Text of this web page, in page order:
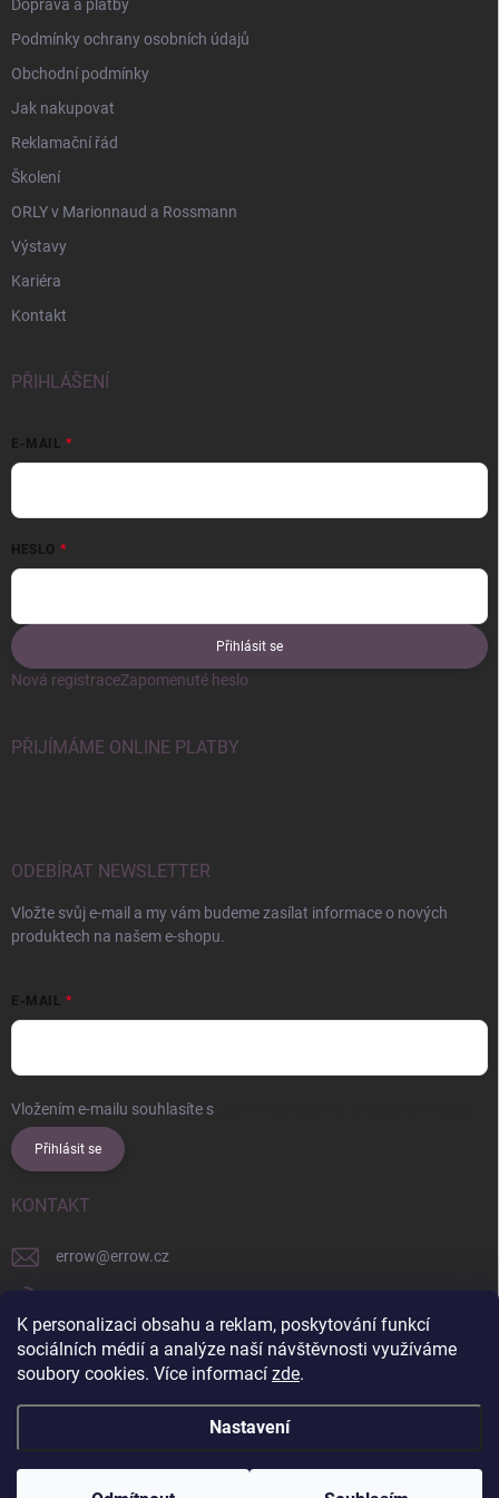
K personalizaci obsahu a reklam, poskytování funkcí
sociálních médií a analýze naší návštěvnosti využíváme
soubory cookies. Více informací zde.
Nastavení
Doprava a platby
Podmínky ochrany osobních údajů
Obchodní podmínky
Jak nakupovat
Reklamační řád
Školení
ORLY v Marionnaud a Rossmann
Výstavy
Kariéra
Kontakt
PŘIHLÁŠENÍ
E-MAIL
HESLO
Přihlásit se
Nová registraceZapomenuté heslo
PŘIJÍMÁME ONLINE PLATBY
ODEBÍRAT NEWSLETTER
Vložte svůj e-mail a my vám budeme zasílat informace o nových
produktech na našem e-shopu.
E-MAIL
Vložením e-mailu souhlasíte s
Přihlásit se
KONTAKT
errow@errow.cz
explore/locations/957228892/
Copyright 2026ERROW. Všechna práva vyhrazena.Upravit nastavení